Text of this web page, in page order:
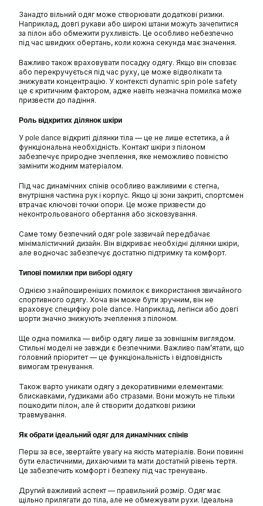
Занадто вільний одяг може створювати додаткові ризики.
Наприклад, довгі рукави або широкі штани можуть зачепитися
за пілон або обмежити рухливість. Це особливо небезпечно
під час швидких обертань, коли кожна секунда має значення.
Важливо також враховувати посадку одягу. Якщо він сповзає
або перекручується під час руху, це може відволікати та
знижувати концентрацію. У контексті dynamic spin pole safety
це є критичним фактором, адже навіть незначна помилка може
призвести до падіння.
Роль відкритих ділянок шкіри
У pole dance відкриті ділянки тіла — це не лише естетика, а й
функціональна необхідність. Контакт шкіри з пілоном
забезпечує природне зчеплення, яке неможливо повністю
замінити жодним матеріалом.
Під час динамічних спінів особливо важливими є стегна,
внутрішня частина рук і корпус. Якщо ці зони закриті, спортсмен
втрачає ключові точки опори. Це може призвести до
неконтрольованого обертання або зісковзування.
Саме тому безпечний одяг pole зазвичай передбачає
мінімалістичний дизайн. Він відкриває необхідні ділянки шкіри,
але водночас забезпечує достатню підтримку та комфорт.
Типові помилки при виборі одягу
Однією з найпоширеніших помилок є використання звичайного
спортивного одягу. Хоча він може бути зручним, він не
враховує специфіку pole dance. Наприклад, легінси або довгі
шорти значно знижують зчеплення з пілоном.
Ще одна помилка — вибір одягу лише за зовнішнім виглядом.
Стильні моделі не завжди є безпечними. Важливо пам’ятати, що
головний пріоритет — це функціональність і відповідність
вимогам тренування.
Також варто уникати одягу з декоративними елементами:
блискавками, ґудзиками або стразами. Вони можуть не тільки
пошкодити пілон, але й створити додаткові ризики
травмування.
Як обрати ідеальний одяг для динамічних спінів
Перш за все, звертайте увагу на якість матеріалів. Вони повинні
бути еластичними, дихаючими та мати достатній рівень тертя.
Це забезпечить комфорт і безпеку під час тренувань.
Другий важливий аспект — правильний розмір. Одяг має
щільно прилягати до тіла, але не обмежувати рухи. Ідеальна